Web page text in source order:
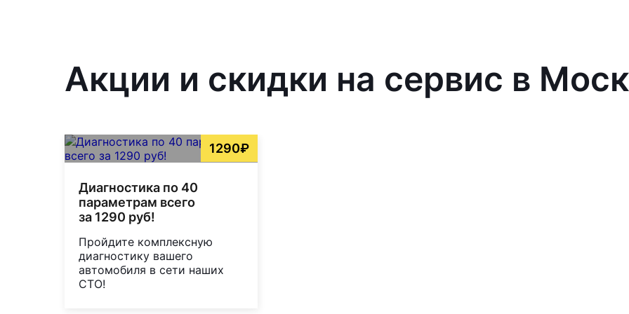
Акции и скидки на сервис в
1290₽
Диагностика по 40
параметрам всего
за 1290 руб!
Пройдите комплексную
диагностику вашего
автомобиля в сети наших
СТО!